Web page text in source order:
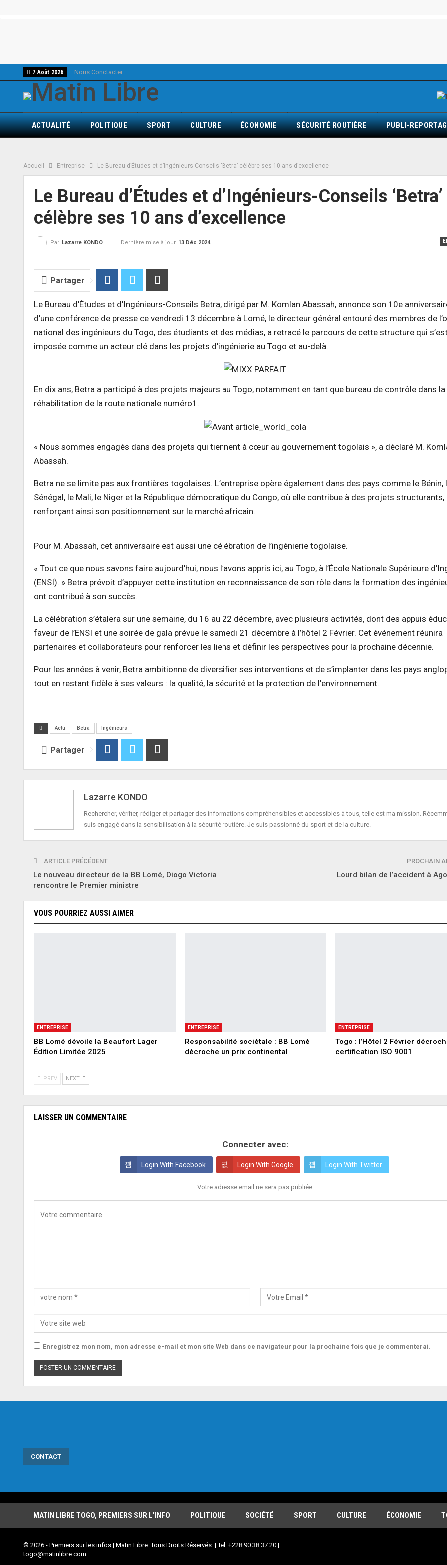
7 Août 2026 Nous Conctacter
ACTUALITÉ POLITIQUE SPORT CULTURE ÉCONOMIE SÉCURITÉ ROUTIÈRE PUBLI-
Accueil Entreprise Le Bureau d’Études et d’Ingénieurs-Conseils ‘Betra’ célèbre ses 10 ans d’excellence
Le Bureau d’Études et d’Ingénieurs-Conseils ‘Betra’
célèbre ses 10 ans d’excellence
Par Lazarre KONDO Dernière mise à jour 13 Déc 2024
Partager
Le Bureau d’Études et d’Ingénieurs-Conseils Betra, dirigé par M. Komlan Abassah, annonce son 10e
d’une conférence de presse ce vendredi 13 décembre à Lomé, le directeur général entouré des membres de
national des ingénieurs du Togo, des étudiants et des médias, a retracé le parcours de cette structure qui s’est
imposée comme un acteur clé dans les projets d’ingénierie au Togo et au-delà.
En dix ans, Betra a participé à des projets majeurs au Togo, notamment en tant que bureau de contrôle dans la
réhabilitation de la route nationale numéro1.
« Nous sommes engagés dans des projets qui tiennent à cœur au gouvernement togolais », a déclaré M.
Abassah.
Betra ne se limite pas aux frontières togolaises. L’entreprise opère également dans des pays comme le Bénin,
Sénégal, le Mali, le Niger et la République démocratique du Congo, où elle contribue à des projets structurants,
renforçant ainsi son positionnement sur le marché africain.
Pour M. Abassah, cet anniversaire est aussi une célébration de l’ingénierie togolaise.
« Tout ce que nous savons faire aujourd’hui, nous l’avons appris ici, au Togo, à l’École Nationale Supérieure
(ENSI). » Betra prévoit d’appuyer cette institution en reconnaissance de son rôle dans la formation des
ont contribué à son succès.
La célébration s’étalera sur une semaine, du 16 au 22 décembre, avec plusieurs activités, dont des appuis
faveur de l’ENSI et une soirée de gala prévue le samedi 21 décembre à l’hôtel 2 Février. Cet événement réunira
partenaires et collaborateurs pour renforcer les liens et définir les perspectives pour la prochaine décennie.
Pour les années à venir, Betra ambitionne de diversifier ses interventions et de s’implanter dans les pays
tout en restant fidèle à ses valeurs : la qualité, la sécurité et la protection de l’environnement.
Actu Betra Ingénieurs
Partager
Lazarre KONDO
Rechercher, vérifier, rédiger et partager des informations compréhensibles et accessibles à tous, telle est ma mission.
suis engagé dans la sensibilisation à la sécurité routière. Je suis passionné du sport et de la culture.
ARTICLE PRÉCÉDENT
Le nouveau directeur de la BB Lomé, Diogo Victoria
rencontre le Premier ministre
PROCHAIN
Lourd bilan de l’accident à
VOUS POURRIEZ AUSSI AIMER
ENTREPRISE
BB Lomé dévoile la Beaufort Lager
Édition Limitée 2025
ENTREPRISE
Responsabilité sociétale : BB Lomé
décroche un prix continental
ENTREPRISE
Togo : l’Hôtel 2 Février
certification ISO 9001
PREV NEXT
LAISSER UN COMMENTAIRE
Connecter avec:
Login With Facebook Login With Google Login With Twitter
Votre adresse email ne sera pas publiée.
Enregistrez mon nom, mon adresse e-mail et mon site Web dans ce navigateur pour la prochaine fois que je commenterai.
CONTACT
MATIN LIBRE TOGO, PREMIERS SUR L’INFO POLITIQUE SOCIÉTÉ SPORT CULTURE ÉCONOMIE
© 2026 - Premiers sur les infos | Matin Libre. Tous Droits Réservés. | Tel :+228 90 38 37 20 |
togo@matinlibre.com